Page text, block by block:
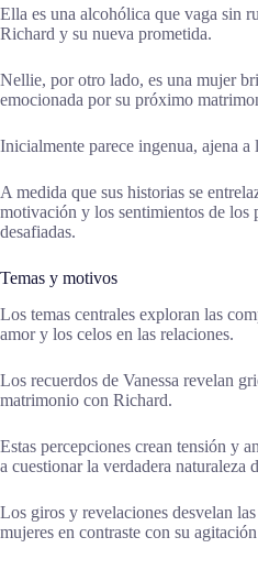
Ella es una alcohólica que vaga sin
Richard y su nueva prometida.
Nellie, por otro lado, es una mujer
emocionada por su próximo
Inicialmente parece ingenua, ajena a
A medida que sus historias se
motivación y los sentimientos de los
desafiadas.
Temas y motivos
Los temas centrales exploran las
amor y los celos en las relaciones.
Los recuerdos de Vanessa revelan
matrimonio con Richard.
Estas percepciones crean tensión y
a cuestionar la verdadera naturaleza
Los giros y revelaciones desvelan
mujeres en contraste con su